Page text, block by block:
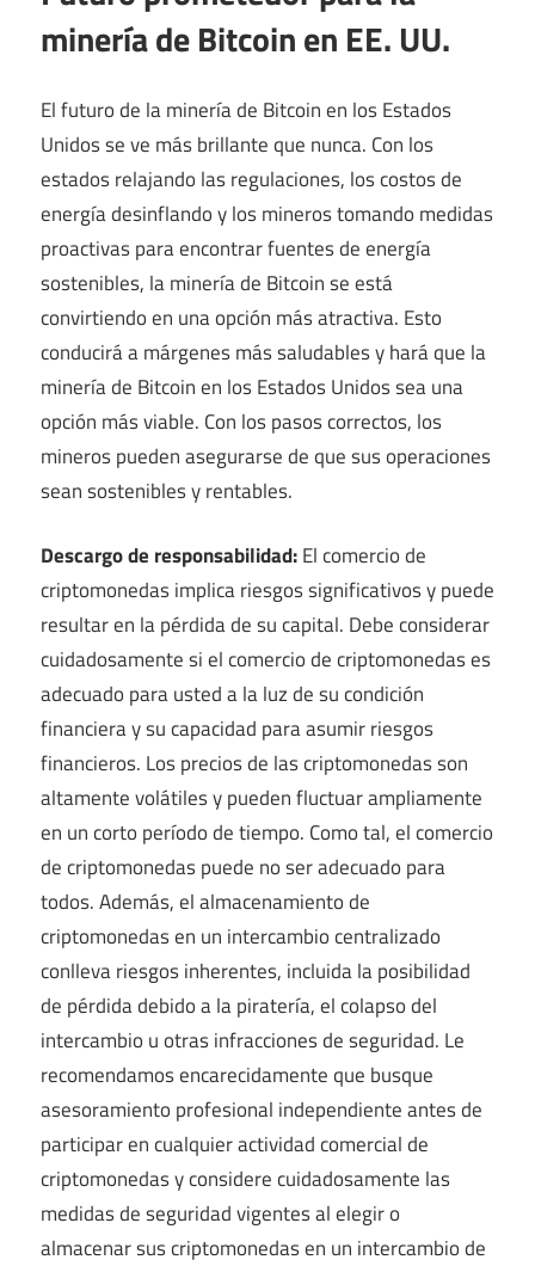
minería de Bitcoin en EE. UU.
El futuro de la minería de Bitcoin en los Estados
Unidos se ve más brillante que nunca. Con los
estados relajando las regulaciones, los costos de
energía desinflando y los mineros tomando medidas
proactivas para encontrar fuentes de energía
sostenibles, la minería de Bitcoin se está
convirtiendo en una opción más atractiva. Esto
conducirá a márgenes más saludables y hará que la
minería de Bitcoin en los Estados Unidos sea una
opción más viable. Con los pasos correctos, los
mineros pueden asegurarse de que sus operaciones
sean sostenibles y rentables.
Descargo de responsabilidad:El comercio de
criptomonedas implica riesgos significativos y puede
resultar en la pérdida de su capital. Debe considerar
cuidadosamente si el comercio de criptomonedas es
adecuado para usted a la luz de su condición
financiera y su capacidad para asumir riesgos
financieros. Los precios de las criptomonedas son
altamente volátiles y pueden fluctuar ampliamente
en un corto período de tiempo. Como tal, el comercio
de criptomonedas puede no ser adecuado para
todos. Además, el almacenamiento de
criptomonedas en un intercambio centralizado
conlleva riesgos inherentes, incluida la posibilidad
de pérdida debido a la piratería, el colapso del
intercambio u otras infracciones de seguridad. Le
recomendamos encarecidamente que busque
asesoramiento profesional independiente antes de
participar en cualquier actividad comercial de
criptomonedas y considere cuidadosamente las
medidas de seguridad vigentes al elegir o
almacenar sus criptomonedas en un intercambio de